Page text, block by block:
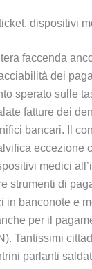
dispositivi
faccenda
dei
sperato sulle
fatture dei
bancari. Il
eccezione
medici
strumenti di
in banconote e
per il
Tantissimi
parlanti